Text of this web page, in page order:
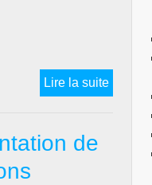
Lire la suite1948 :
quand
de